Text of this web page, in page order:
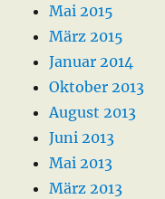
Mai 2015
März 2015
Januar 2014
Oktober 2013
August 2013
Juni 2013
Mai 2013
März 2013